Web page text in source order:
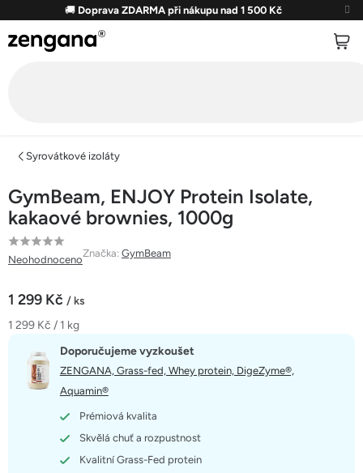
obsah
🚚 Doprava ZDARMA při nákupu nad 1 500 Kč
Syrovátkové izoláty
GymBeam, ENJOY Protein Isolate,
kakaové brownies, 1000g
Průměrné
hodnocení
je
0,0
hvězdiček.
Neohodnoceno
Značka: GymBeam
1 299 Kč / ks
Měrná
1 299 Kč / 1 kg
Doporučujeme vyzkoušet
ZENGANA, Grass-fed, Whey protein, DigeZyme®,
Aquamin®
Prémiová kvalita
Skvělá chuť a rozpustnost
Kvalitní Grass-Fed protein